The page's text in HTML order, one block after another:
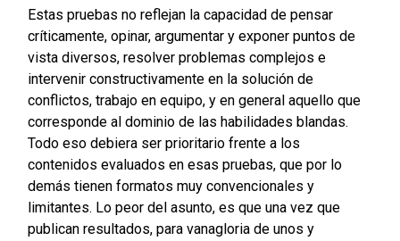
Estas pruebas no reflejan la capacidad de pensar
críticamente, opinar, argumentar y exponer puntos de
vista diversos, resolver problemas complejos e
intervenir constructivamente en la solución de
conflictos, trabajo en equipo, y en general aquello que
corresponde al dominio de las habilidades blandas.
Todo eso debiera ser prioritario frente a los
contenidos evaluados en esas pruebas, que por lo
demás tienen formatos muy convencionales y
limitantes. Lo peor del asunto, es que una vez que
publican resultados, para vanagloria de unos y